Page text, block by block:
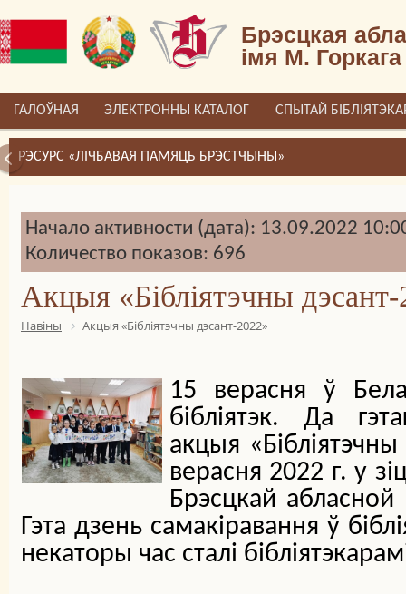
Брэсцкая
імя М. Горкага
ГАЛОЎНАЯ ЭЛЕКТРОННЫ КАТАЛОГ СПЫТАЙ
РЭСУРС «ЛІЧБАВАЯ ПАМЯЦЬ БРЭСТЧЫНЫ»
Начало активности (дата): 13.09.2022
Количество показов: 696
Акцыя «Бібліятэчны
Навіны Акцыя «Бібліятэчны дэсант-2022»
15 верасня ў
бібліятэк. Да
акцыя
верасня 2022 г. у
Брэсцкай абласной
Гэта дзень самакіравання ў
некаторы час сталі